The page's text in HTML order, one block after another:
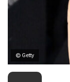
© Getty